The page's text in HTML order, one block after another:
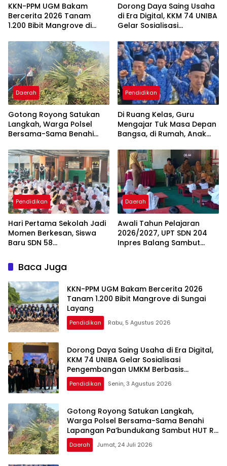
KKN-PPM UGM Bakam
Bercerita 2026 Tanam
1.200 Bibit Mangrove di
Dorong Daya Saing Usaha
di Era Digital, KKM 74 UNIBA
Gelar Sosialisasi
Berbasis
Technopreneurship
Daerah
Gotong Royong Satukan
Langkah, Warga Polsel
Bersama-Sama Benahi
Sambut HUT RI ke-81
Pendidikan
Di Ruang Kelas, Guru
Mengajar Tuk Masa Depan
Bangsa, di Rumah, Anak
Belum Dibayar
Pendidikan
Hari Pertama Sekolah Jadi
Momen Berkesan, Siswa
Baru SDN 58
Beradaptasi
Daerah
Awali Tahun Pelajaran
2026/2027, UPT SDN 204
Inpres Balang Sambut
Baca Juga
KKN-PPM UGM Bakam Bercerita 2026
Tanam 1.200 Bibit Mangrove di Sungai
Layang
Pendidikan Rabu, 5 Agustus 2026
Dorong Daya Saing Usaha di Era Digital,
KKM 74 UNIBA Gelar Sosialisasi
Pengembangan UMKM Berbasis
Technopreneurship
Pendidikan Senin, 3 Agustus 2026
Gotong Royong Satukan Langkah,
Warga Polsel Bersama-Sama Benahi
Lapangan Pa’bundukang Sambut HUT RI
ke-81
Daerah Jumat, 24 Juli 2026